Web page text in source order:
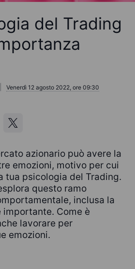
del Trading
Venerdì 12 agosto 2022, ore 09:30
azionario può avere la
emozioni, motivo per cui
tua psicologia del Trading.
questo ramo
inclusa la
importante. Come è
lavorare per
emozioni.